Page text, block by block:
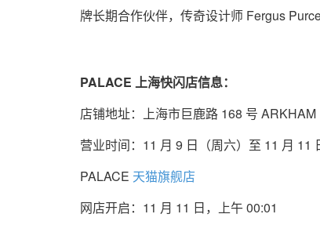
牌长期合作伙伴，传奇设计师 Fergus
PALACE 上海快闪店信息：
店铺地址：上海市巨鹿路 168 号 ARKHAM
营业时间：11 月 9 日（周六）至 11 月 11
PALACE 天猫旗舰店
网店开启：11 月 11 日，上午 00:01